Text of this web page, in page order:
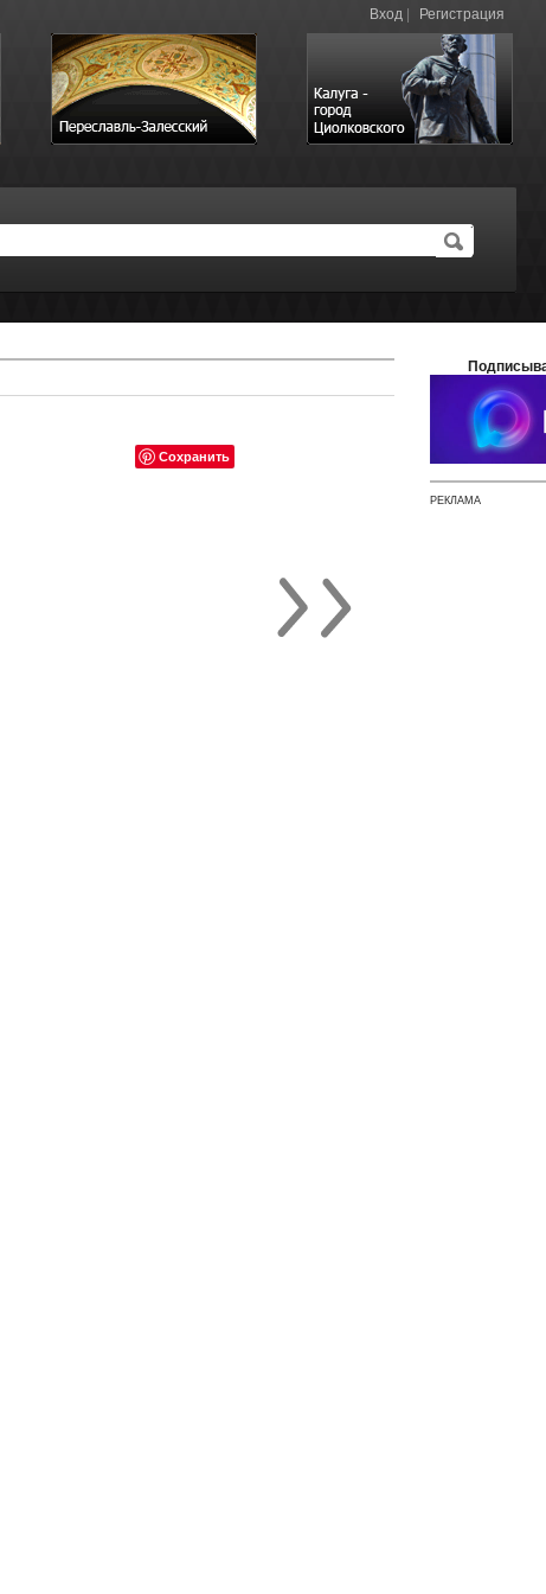
Вход Регистрация
Сохранить
РЕКЛАМА